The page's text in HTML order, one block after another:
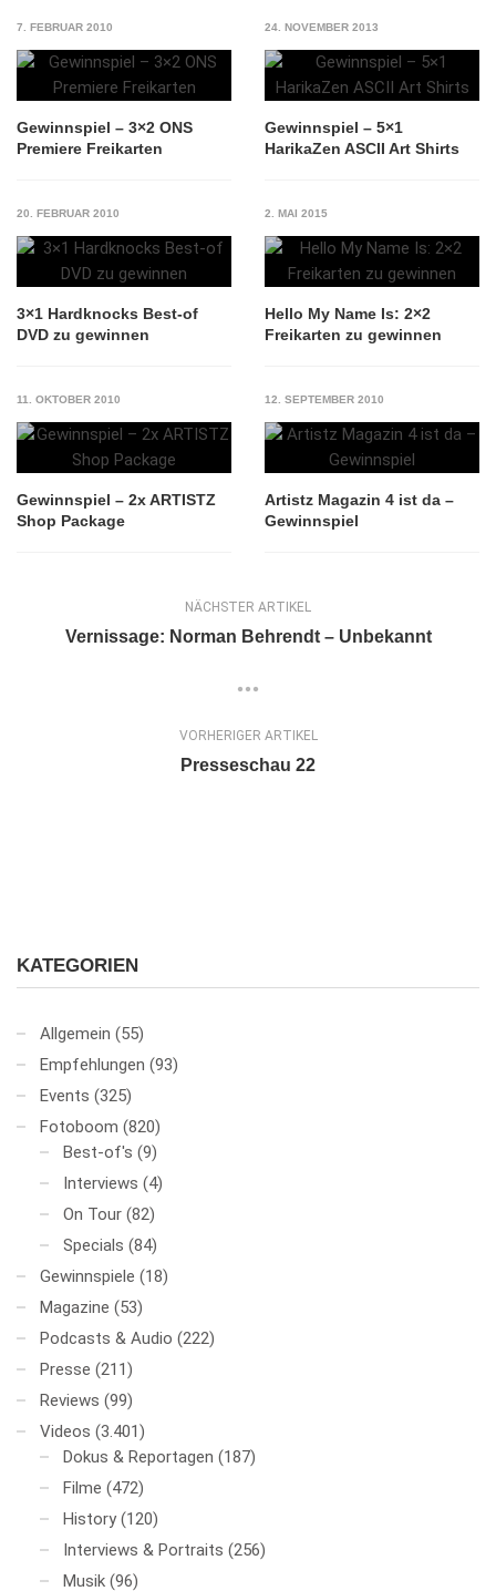
7. FEBRUAR 2010
Gewinnspiel – 3×2 ONS
Premiere Freikarten
24. NOVEMBER 2013
Gewinnspiel – 5×1
HarikaZen ASCII Art Shirts
20. FEBRUAR 2010
3×1 Hardknocks Best-of
DVD zu gewinnen
2. MAI 2015
Hello My Name Is: 2×2
Freikarten zu gewinnen
11. OKTOBER 2010
Gewinnspiel – 2x ARTISTZ
Shop Package
12. SEPTEMBER 2010
Artistz Magazin 4 ist da –
Gewinnspiel
NÄCHSTER ARTIKEL
Vernissage: Norman Behrendt – Unbekannt
VORHERIGER ARTIKEL
Presseschau 22
KATEGORIEN
Allgemein (55)
Empfehlungen (93)
Events (325)
Fotoboom (820)
Best-of's (9)
Interviews (4)
On Tour (82)
Specials (84)
Gewinnspiele (18)
Magazine (53)
Podcasts & Audio (222)
Presse (211)
Reviews (99)
Videos (3.401)
Dokus & Reportagen (187)
Filme (472)
History (120)
Interviews & Portraits (256)
Musik (96)